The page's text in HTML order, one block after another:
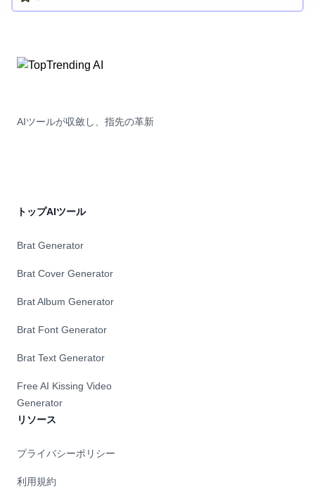
ピック質問とフォローアップの統合ビューにより、ユーザーは
AIツールが収斂し、指先の革新
トップAIツール
Brat Generator
Brat Cover Generator
Brat Album Generator
Brat Font Generator
Brat Text Generator
Free AI Kissing Video
Generator
リソース
プライバシーポリシー
利用規約